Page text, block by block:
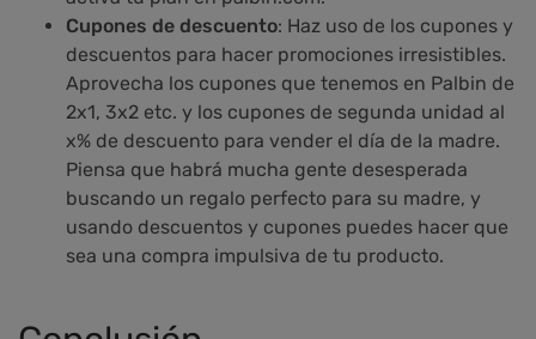
Cupones de descuento: Haz uso de los cupones y
descuentos para hacer promociones irresistibles.
Aprovecha los cupones que tenemos en Palbin de
2x1, 3x2 etc. y los cupones de segunda unidad al
x% de descuento para vender el día de la madre.
Piensa que habrá mucha gente desesperada
buscando un regalo perfecto para su madre, y
usando descuentos y cupones puedes hacer que
sea una compra impulsiva de tu producto.